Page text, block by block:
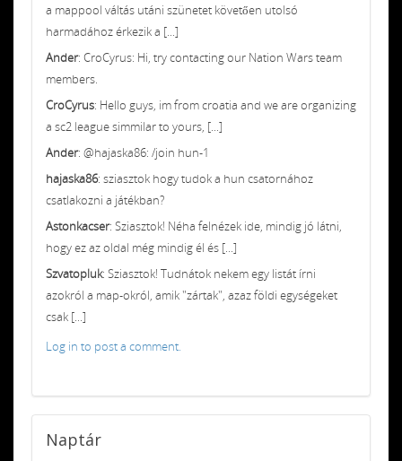
a mappool váltás utáni szünetet követően utolsó
harmadához érkezik a [...]
Ander: CroCyrus: Hi, try contacting our Nation Wars team
members.
CroCyrus: Hello guys, im from croatia and we are organizing
a sc2 league simmilar to yours, [...]
Ander: @hajaska86: /join hun-1
hajaska86: sziasztok hogy tudok a hun csatornához
csatlakozni a játékban?
Astonkacser: Sziasztok! Néha felnézek ide, mindig jó látni,
hogy ez az oldal még mindig él és [...]
Szvatopluk: Sziasztok! Tudnátok nekem egy listát írni
azokról a map-okról, amik "zártak", azaz földi egységeket
csak [...]
Log in to post a comment.
Naptár